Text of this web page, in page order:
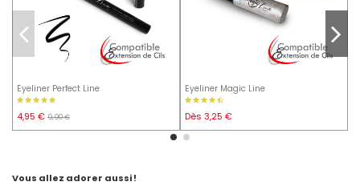
Eyeliner Perfect Line
4,95 € 9,90 €
Eyeliner Magic Line
Dès 3,25 €
Vous allez adorer aussi !